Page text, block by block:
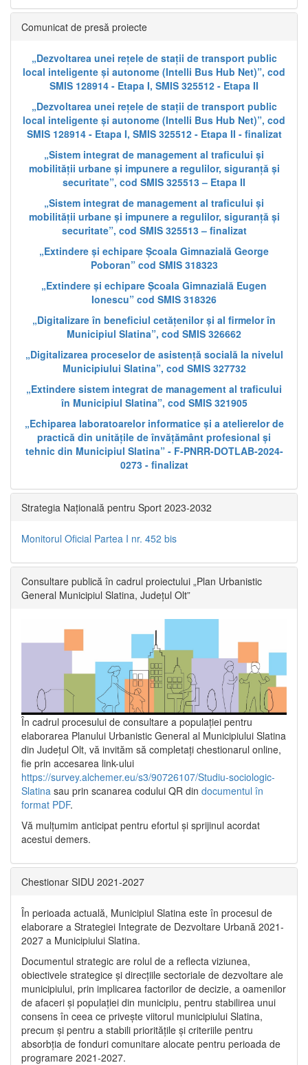
Comunicat de presă proiecte
„Dezvoltarea unei rețele de stații de transport public
local inteligente și autonome (Intelli Bus Hub Net)”, cod
SMIS 128914 - Etapa I, SMIS 325512 - Etapa II
„Dezvoltarea unei rețele de stații de transport public
local inteligente și autonome (Intelli Bus Hub Net)”, cod
SMIS 128914 - Etapa I, SMIS 325512 - Etapa II - finalizat
„Sistem integrat de management al traficului și
mobilității urbane și impunere a regulilor, siguranță și
securitate”, cod SMIS 325513 – Etapa II
„Sistem integrat de management al traficului și
mobilității urbane și impunere a regulilor, siguranță și
securitate”, cod SMIS 325513 – finalizat
„Extindere și echipare Școala Gimnazială George
Poboran” cod SMIS 318323
„Extindere și echipare Școala Gimnazială Eugen
Ionescu” cod SMIS 318326
„Digitalizare în beneficiul cetățenilor și al firmelor în
Municipiul Slatina”, cod SMIS 326662
„Digitalizarea proceselor de asistență socială la nivelul
Municipiului Slatina”, cod SMIS 327732
„Extindere sistem integrat de management al traficului
în Municipiul Slatina”, cod SMIS 321905
„Echiparea laboratoarelor informatice și a atelierelor de
practică din unitățile de învățământ profesional și
tehnic din Municipiul Slatina” - F-PNRR-DOTLAB-2024-
0273 - finalizat
Strategia Națională pentru Sport 2023-2032
Monitorul Oficial Partea I nr. 452 bis
Consultare publică în cadrul proiectului „Plan Urbanistic
General Municipiul Slatina, Județul Olt”
În cadrul procesului de consultare a populaţiei pentru
elaborarea Planului Urbanistic General al Municipiului Slatina
din Județul Olt, vă invităm să completați chestionarul online,
fie prin accesarea link-ului
https://survey.alchemer.eu/s3/90726107/Studiu-sociologic-
Slatina sau prin scanarea codului QR din documentul în
format PDF.
Vă mulţumim anticipat pentru efortul şi sprijinul acordat
acestui demers.
Chestionar SIDU 2021-2027
În perioada actuală, Municipiul Slatina este în procesul de
elaborare a Strategiei Integrate de Dezvoltare Urbană 2021‐
2027 a Municipiului Slatina.
Documentul strategic are rolul de a reflecta viziunea,
obiectivele strategice și direcțiile sectoriale de dezvoltare ale
municipiului, prin implicarea factorilor de decizie, a oamenilor
de afaceri și populației din municipiu, pentru stabilirea unui
consens în ceea ce privește viitorul municipiului Slatina,
precum și pentru a stabili prioritățile și criteriile pentru
absorbția de fonduri comunitare alocate pentru perioada de
programare 2021-2027.